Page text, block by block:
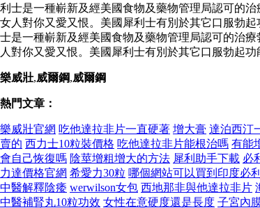
利士是一種嶄新及經美國食物及藥物管理局認可的
女人對你又愛又恨。美國犀利士有別於其它口服勃
士是一種嶄新及經美國食物及藥物管理局認可的治
人對你又愛又恨。美國犀利士有別於其它口服勃起
樂威壯,威爾鋼,威爾鋼
熱門文章：
樂威壯官網 吃他達拉非片一直硬著 增大膏 達泊西汀
賣的 西力士10粒裝價格 吃他達拉非片能根治嗎 有能
會自己恢復嗎 陰莖增粗增大的方法 犀利助手下載 必
力達價格官網 希愛力30粒 哪個網站可以買到印度必
中醫解釋陰痿 werwilson女包 西地那非與他達拉非片
中醫補腎丸10粒功效 女性在意硬度還是長度 子宮內